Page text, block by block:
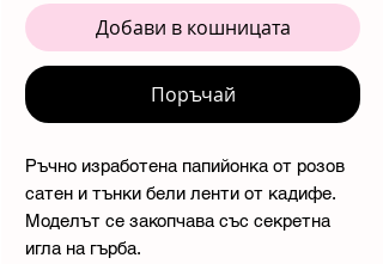
Добави в кошницата
Поръчай
Ръчно изработена папийонка от розов
сатен и тънки бели ленти от кадифе.
Моделът се закопчава със секретна
игла на гърба.